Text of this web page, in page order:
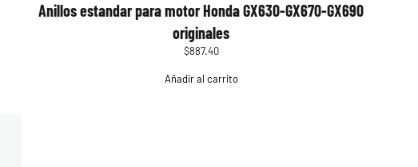
Anillos estandar para motor Honda GX630-GX670-GX690
originales
$887.40
Añadir al carrito